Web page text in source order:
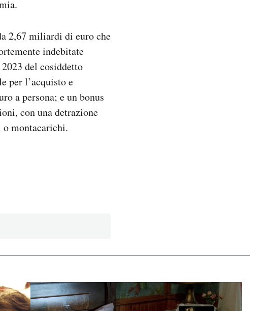
2,67 miliardi di euro che
indebitate
del cosiddetto
per l’acquisto e
a persona; e un bonus
con una detrazione
o montacarichi.